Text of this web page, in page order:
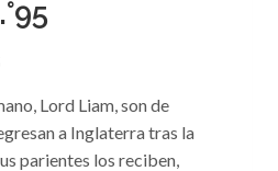
Lord Liam, son de
a Inglaterra tras la
parientes los reciben,